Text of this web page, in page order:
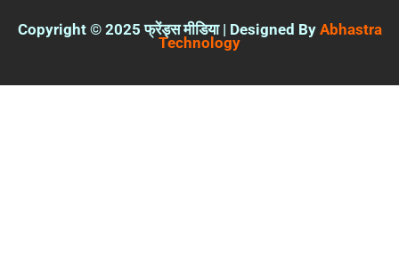
Copyright © 2025 फ्रेंड्स मीडिया | Designed By Abhastra
Technology